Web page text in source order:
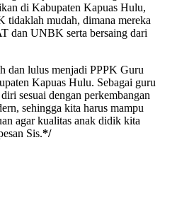
di Kabupaten Kapuas Hulu,
tidaklah mudah, dimana mereka
dan UNBK serta bersaing dari
dan lulus menjadi PPPK Guru
Kapuas Hulu. Sebagai guru
sesuai dengan perkembangan
sehingga kita harus mampu
agar kualitas anak didik kita
Sis.*/